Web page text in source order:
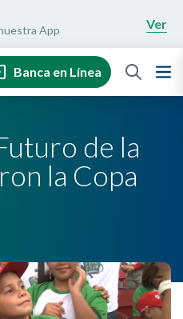
App Ver
Banca en Línea
de la
la Copa